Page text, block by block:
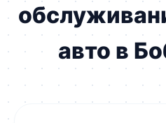
авто в